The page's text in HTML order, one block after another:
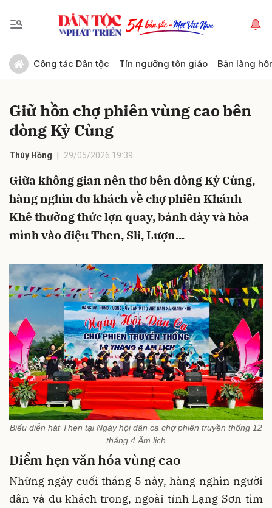
Công tác Dân tộc Tín ngưỡng tôn giáo Bản làng
Giữ hồn chợ phiên vùng cao bên
dòng Kỳ Cùng
Thúy Hồng 29/05/2026 19:39
Giữa không gian nên thơ bên dòng Kỳ Cùng,
hàng nghìn du khách về chợ phiên Khánh
Khê thưởng thức lợn quay, bánh dày và hòa
mình vào điệu Then, Sli, Lượn...
Biểu diễn hát Then tại Ngày hội dân ca chợ phiên truyền thống 12
tháng 4 Âm lịch
Điểm hẹn văn hóa vùng cao
Những ngày cuối tháng 5 này, hàng nghìn người
dân và du khách trong, ngoài tỉnh Lạng Sơn tìm
Gửi bình luận
Hủy Gửi